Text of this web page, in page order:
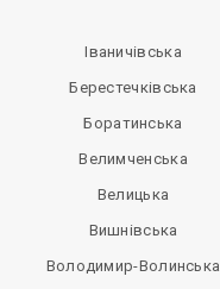
Іваничівська
Берестечківська
Боратинська
Велимченська
Велицька
Вишнівська
Володимир-Волинська